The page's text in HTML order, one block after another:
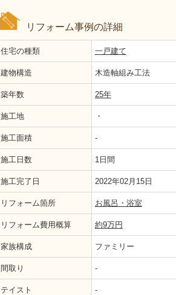
リフォーム事例の詳細
住宅の種類 一戸建て
建物構造 木造軸組み工法
築年数 25年
施工地 ・
施工面積 -
施工日数 1日間
施工完了日 2022年02月15日
リフォーム箇所 お風呂・浴室
リフォーム費用概算 約9万円
家族構成 ファミリー
間取り -
テイスト -